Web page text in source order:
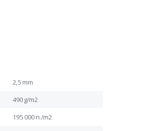
2,5 mm
490 g/m2
195 000 n./m2